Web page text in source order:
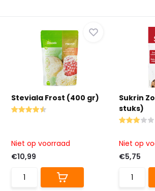
Steviala Frost (400 gr)
Niet op voorraad
€10,99
Sukrin
stuks)
Niet op
€5,75